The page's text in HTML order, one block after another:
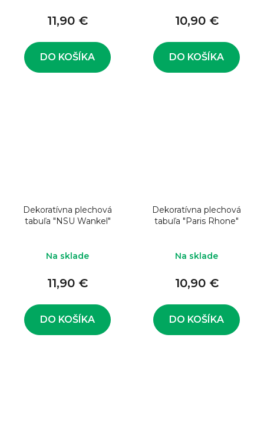
11,90 €
DO KOŠÍKA
10,90 €
DO KOŠÍKA
Dekoratívna plechová
tabuľa "NSU Wankel"
Na sklade
11,90 €
DO KOŠÍKA
Dekoratívna plechová
tabuľa "Paris Rhone"
Na sklade
10,90 €
DO KOŠÍKA